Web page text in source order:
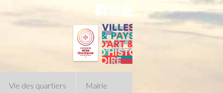
Vie des quartiers Mairie